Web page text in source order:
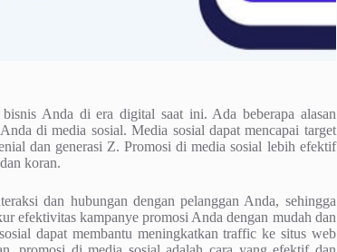
Anda di era digital saat ini. Ada beberapa alasan
di media sosial. Media sosial dapat mencapai target
dan generasi Z. Promosi di media sosial lebih efektif
koran.
dan hubungan dengan pelanggan Anda, sehingga
efektivitas kampanye promosi Anda dengan mudah dan
dapat membantu meningkatkan traffic ke situs web